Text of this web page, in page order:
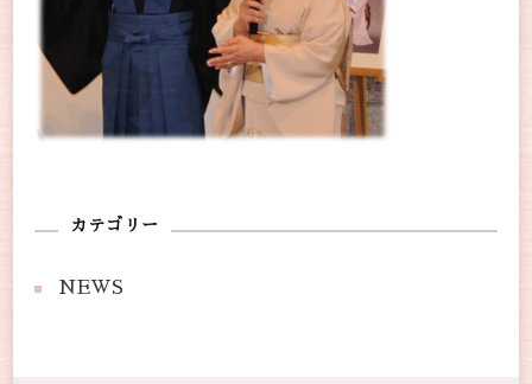
カテゴリー
NEWS